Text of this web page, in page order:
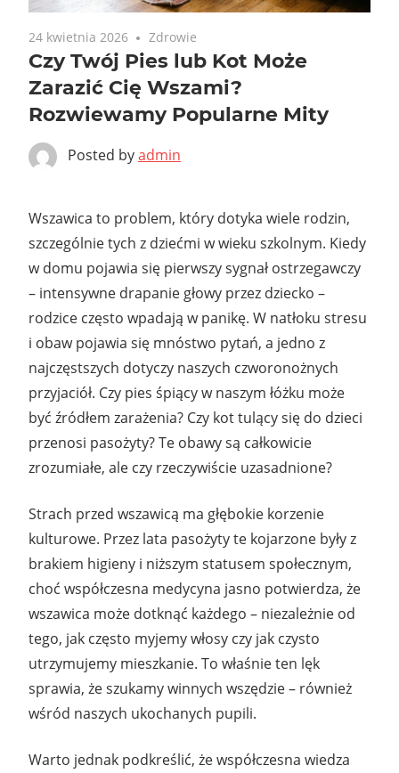
24 kwietnia 2026 Zdrowie
Czy Twój Pies lub Kot Może
Zarazić Cię Wszami?
Rozwiewamy Popularne Mity
Posted byadmin
Wszawica to problem, który dotyka wiele rodzin,
szczególnie tych z dziećmi w wieku szkolnym. Kiedy
w domu pojawia się pierwszy sygnał ostrzegawczy
– intensywne drapanie głowy przez dziecko –
rodzice często wpadają w panikę. W natłoku stresu
i obaw pojawia się mnóstwo pytań, a jedno z
najczęstszych dotyczy naszych czworonożnych
przyjaciół. Czy pies śpiący w naszym łóżku może
być źródłem zarażenia? Czy kot tulący się do dzieci
przenosi pasożyty? Te obawy są całkowicie
zrozumiałe, ale czy rzeczywiście uzasadnione?
Strach przed wszawicą ma głębokie korzenie
kulturowe. Przez lata pasożyty te kojarzone były z
brakiem higieny i niższym statusem społecznym,
choć współczesna medycyna jasno potwierdza, że
wszawica może dotknąć każdego – niezależnie od
tego, jak często myjemy włosy czy jak czysto
utrzymujemy mieszkanie. To właśnie ten lęk
sprawia, że szukamy winnych wszędzie – również
wśród naszych ukochanych pupili.
Warto jednak podkreślić, że współczesna wiedza